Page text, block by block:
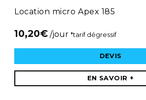
Location micro Apex 185
10,20€ /jour *tarif dégressif
DEVIS
EN SAVOIR +